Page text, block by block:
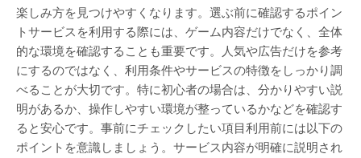
楽しみ方を見つけやすくなります。選ぶ前に確認するポイン
トサービスを利用する際には、ゲーム内容だけでなく、全体
的な環境を確認することも重要です。人気や広告だけを参考
にするのではなく、利用条件やサービスの特徴をしっかり調
べることが大切です。特に初心者の場合は、分かりやすい説
明があるか、操作しやすい環境が整っているかなどを確認す
ると安心です。事前にチェックしたい項目利用前には以下の
ポイントを意識しましょう。サービス内容が明確に説明され